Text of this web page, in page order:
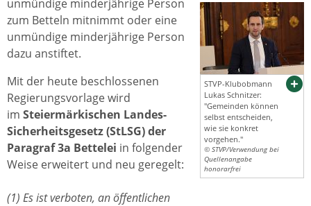
STVP-Klubobmann
Lukas Schnitzer:
"Gemeinden können
selbst entscheiden,
wie sie konkret
vorgehen."
© STVP/Verwendung bei
Quellenangabe
honorarfrei
unmündige minderjährige Person
zum Betteln mitnimmt oder eine
unmündige minderjährige Person
dazu anstiftet.
Mit der heute beschlossenen
Regierungsvorlage wird
im Steiermärkischen Landes-
Sicherheitsgesetz (StLSG) der
Paragraf 3a Bettelei in folgender
Weise erweitert und neu geregelt:
(1) Es ist verboten, an öffentlichen